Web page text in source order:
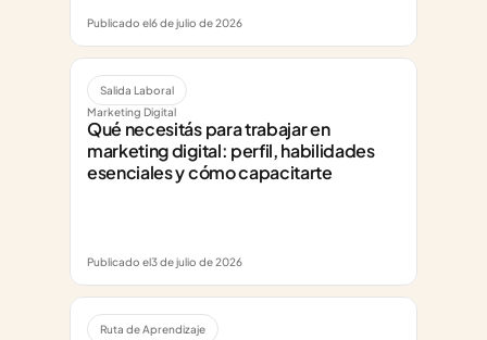
Publicado el6 de julio de 2026
Salida Laboral
Marketing Digital
Qué necesitás para trabajar en
marketing digital: perfil, habilidades
esenciales y cómo capacitarte
Publicado el3 de julio de 2026
Ruta de Aprendizaje